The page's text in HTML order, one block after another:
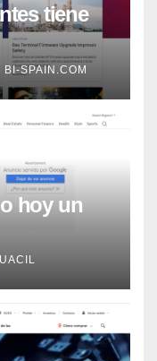
tiene
Rockwell
SPAIN.COM
hoy un